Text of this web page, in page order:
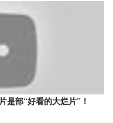
是部“好看的大烂片”！